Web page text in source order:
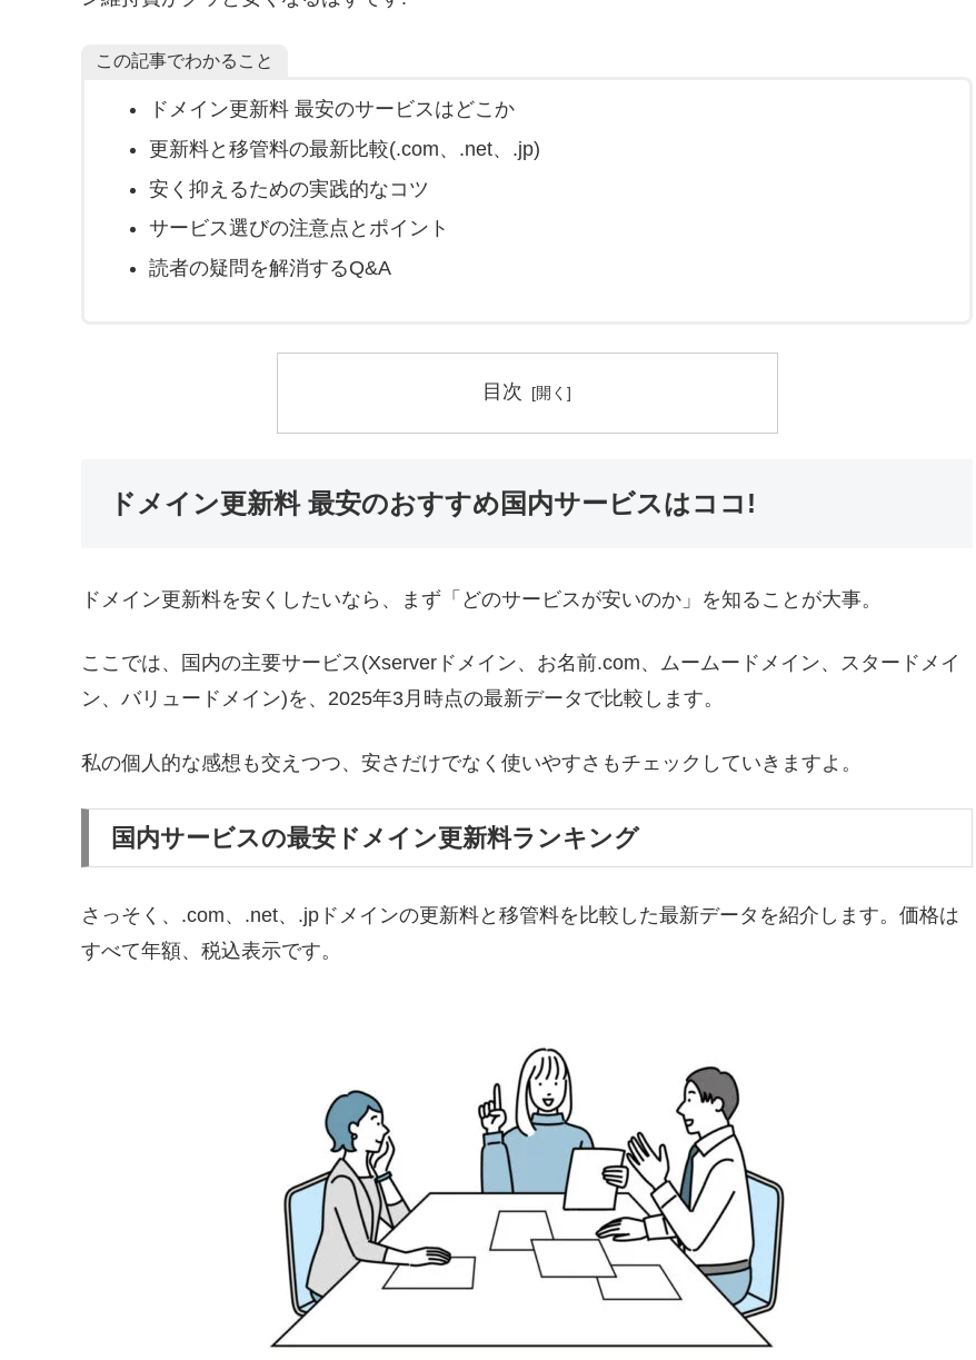
この記事でわかること
ドメイン更新料 最安のサービスはどこか
更新料と移管料の最新比較(.com、.net、.jp)
安く抑えるための実践的なコツ
サービス選びの注意点とポイント
読者の疑問を解消するQ&A
目次
ドメイン更新料 最安のおすすめ国内サービスはココ!
ドメイン更新料を安くしたいなら、まず「どのサービスが安いのか」を知ることが大事。
ここでは、国内の主要サービス(Xserverドメイン、お名前.com、ムームードメイン、スタードメイ
ン、バリュードメイン)を、2025年3月時点の最新データで比較します。
私の個人的な感想も交えつつ、安さだけでなく使いやすさもチェックしていきますよ。
国内サービスの最安ドメイン更新料ランキング
さっそく、.com、.net、.jpドメインの更新料と移管料を比較した最新データを紹介します。価格は
すべて年額、税込表示です。